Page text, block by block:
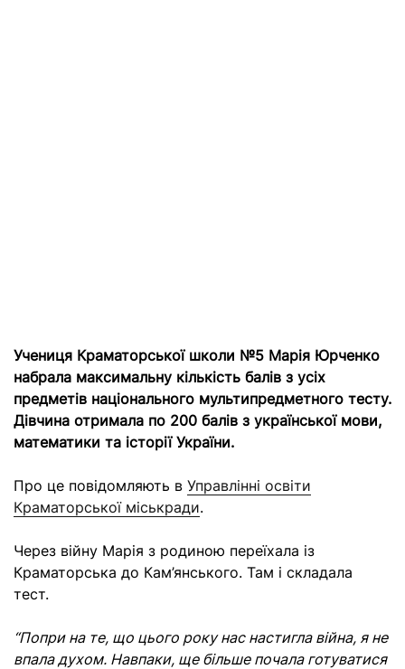
Учениця Краматорської школи №5 Марія Юрченко
набрала максимальну кількість балів з усіх
предметів національного мультипредметного тесту.
Дівчина отримала по 200 балів з української мови,
математики та історії України.
Про це повідомляють в Управлінні освіти
Краматорської міськради.
Через війну Марія з родиною переїхала із
Краматорська до Кам’янського. Там і складала
тест.
“Попри на те, що цього року нас настигла війна, я не
впала духом. Навпаки, ще більше почала готуватися